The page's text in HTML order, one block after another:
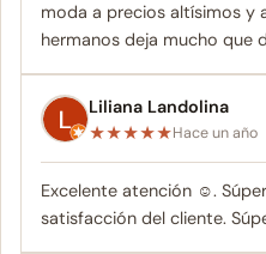
moda a precios altísimos y
hermanos deja mucho que
Liliana Landolina
★★★★★Hace un año
Excelente atención ☺️.
satisfacción del cliente.